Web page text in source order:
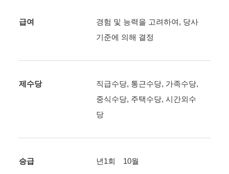
급여
경험 및 능력을 고려하여, 당사
기준에 의해 결정
제수당
직급수당, 통근수당, 가족수당,
중식수당, 주택수당, 시간외수
당
승급 년1회 10월